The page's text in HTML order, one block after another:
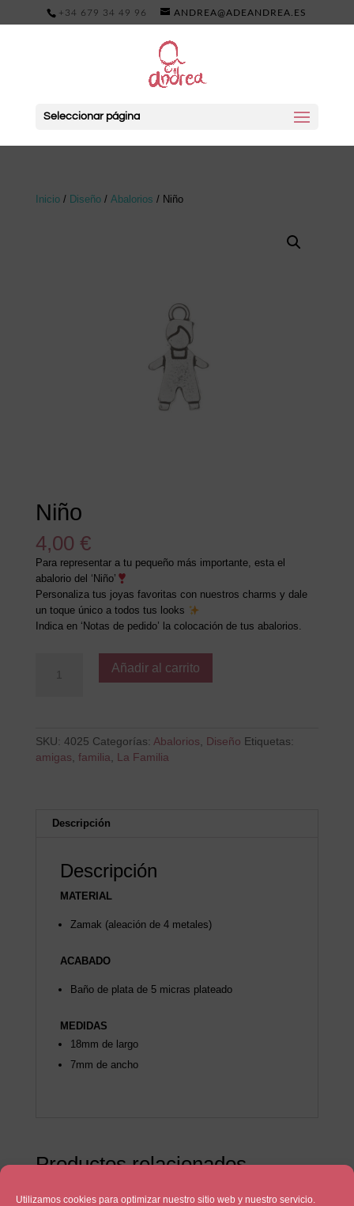
Utilizamos cookies para optimizar nuestro sitio web y nuestro servicio.
+34 679 34 49 96 ANDREA@ADEANDREA.ES
Seleccionar página
Inicio/ Diseño/ Abalorios / Niño
Niño
4,00 €
Para representar a tu pequeño más importante, esta el
abalorio del ‘Niño’
Personaliza tus joyas favoritas con nuestros charms y dale
un toque único a todos tus looks
Indica en ‘Notas de pedido’ la colocación de tus abalorios.
cantidad
Añadir al carrito
SKU: 4025 Categorías: Abalorios, Diseño Etiquetas:
amigas, familia, La Familia
Descripción
Descripción
MATERIAL
Zamak (aleación de 4 metales)
ACABADO
Baño de plata de 5 micras plateado
MEDIDAS
18mm de largo
7mm de ancho
Productos relacionados